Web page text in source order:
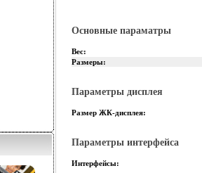
Основные параматры
Вес:
Размеры:
Параметры дисплея
Размер ЖК-дисплея:
Параметры интерфейса
Интерфейсы: